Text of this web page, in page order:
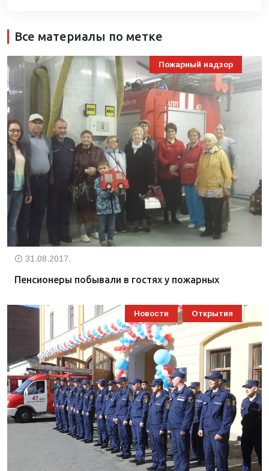
Все материалы по метке
Пожарный надзор
31.08.2017.
Пенсионеры побывали в гостях у пожарных
Новости Открытия